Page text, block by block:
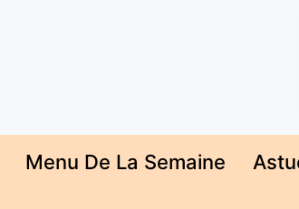
Menu De La Semaine